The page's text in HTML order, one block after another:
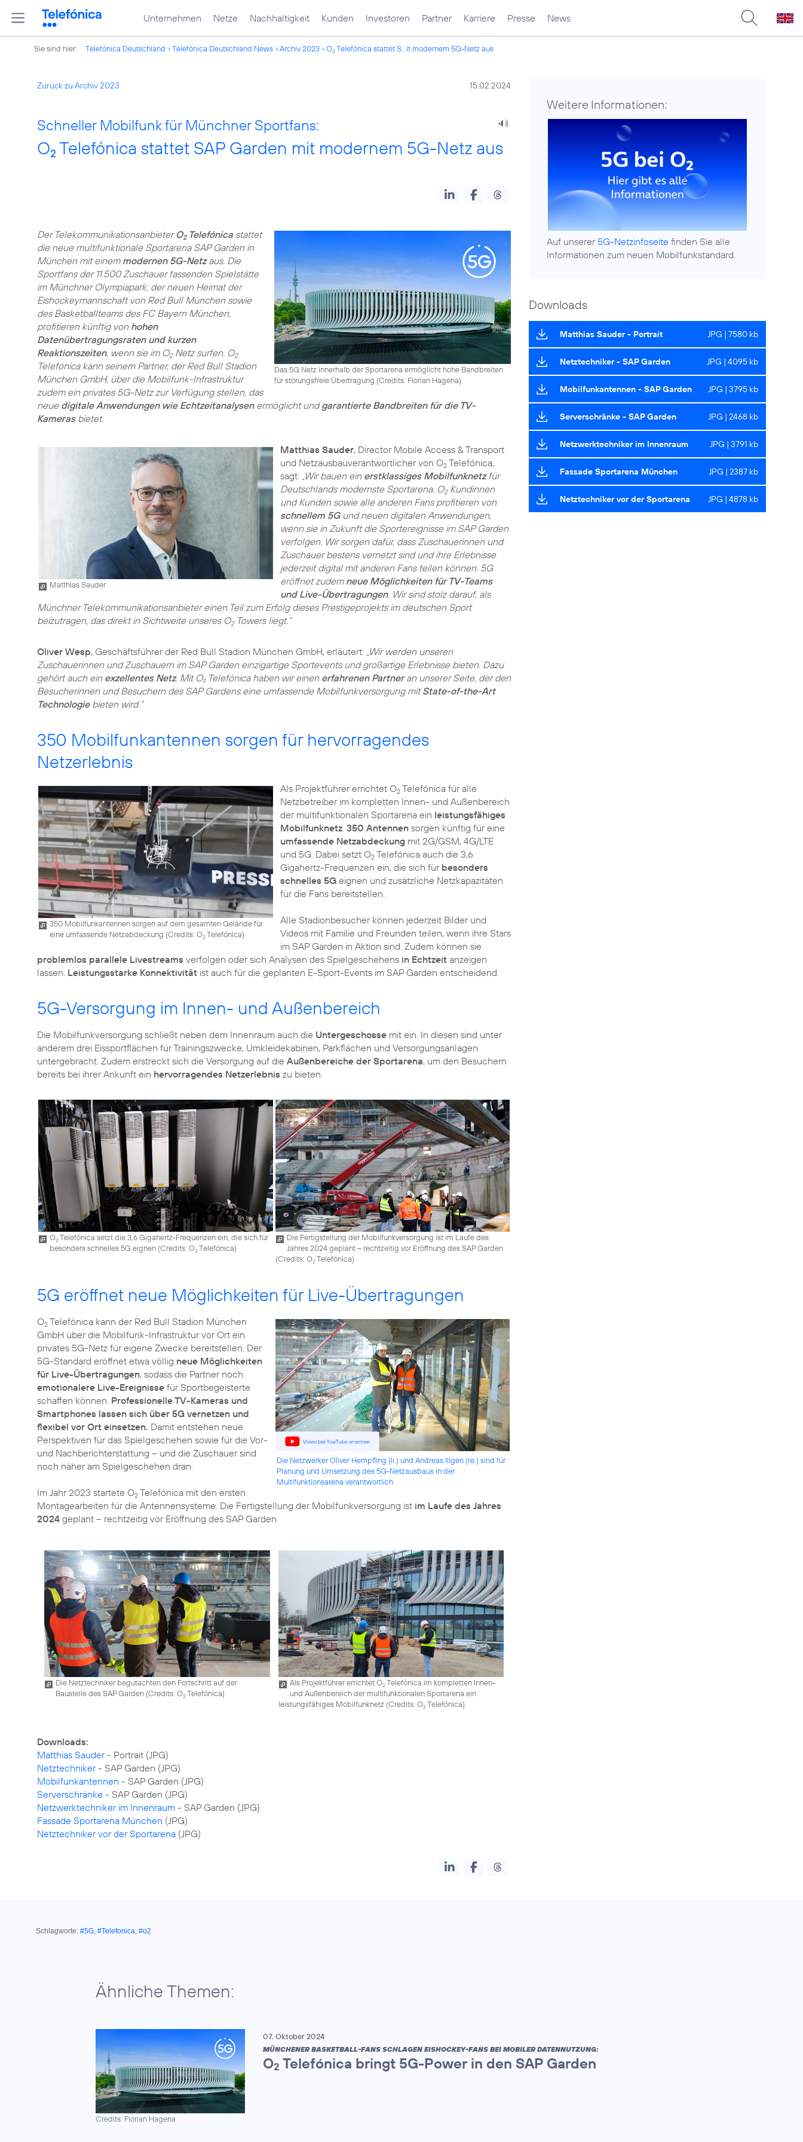
Unternehmen Netze Nachhaltigkeit Kunden Investoren Partner Karriere Presse News
Sie sind hier: Telefónica Deutschland Telefónica Deutschland News Archiv 2023 O2Telefónica stattet S...it modernem 5G-Netz aus
Zurück zu Archiv 2023 15.02.2024
Schneller Mobilfunk für Münchner Sportfans:
O2 Telefónica stattet SAP Garden mit modernem 5G-Netz aus
Das 5G Netz innerhalb der Sportarena ermöglicht hohe Bandbreiten
für störungsfreie Übertragung (Credits: Florian Hagena)
Der Telekommunikationsanbieter O2Telefónica stattet
die neue multifunktionale Sportarena SAP Garden in
München mit einem modernen 5G-Netzaus. Die
Sportfans der 11.500 Zuschauer fassenden Spielstätte
im Münchner Olympiapark, der neuen Heimat der
Eishockeymannschaft von Red Bull München sowie
des Basketballteams des FC Bayern München,
profitieren künftig von hohen
Datenübertragungsraten und kurzen
Reaktionszeiten, wenn sie im O2Netz surfen. O2
Telefónica kann seinem Partner, der Red Bull Stadion
München GmbH, über die Mobilfunk-Infrastruktur
zudem ein privates 5G-Netz zur Verfügung stellen, das
neue digitale Anwendungen wie Echtzeitanalysenermöglicht undgarantierte Bandbreiten für die TV-
Kamerasbietet.
Matthias Sauder
Matthias Sauder, Director Mobile Access & Transport
und Netzausbauverantwortlicher von O2Telefónica,
sagt: „Wir bauen ein erstklassiges Mobilfunknetzfür
Deutschlands modernste Sportarena. O2Kundinnen
und Kunden sowie alle anderen Fans profitieren von
schnellem 5Gund neuen digitalen Anwendungen,
wenn sie in Zukunft die Sportereignisse im SAP Garden
verfolgen. Wir sorgen dafür, dass Zuschauerinnen und
Zuschauer bestens vernetzt sind und ihre Erlebnisse
jederzeit digital mit anderen Fans teilen können. 5G
eröffnet zudem neue Möglichkeiten für TV-Teams
und Live-Übertragungen. Wir sind stolz darauf, als
Münchner Telekommunikationsanbieter einen Teil zum Erfolg dieses Prestigeprojekts im deutschen Sport
beizutragen, das direkt in Sichtweite unseres O2Towers liegt.“
Oliver Wesp, Geschäftsführer der Red Bull Stadion München GmbH, erläutert: „Wir werden unseren
Zuschauerinnen und Zuschauern im SAP Garden einzigartige Sportevents und großartige Erlebnisse bieten. Dazu
gehört auch ein exzellentes Netz. Mit O₂ Telefónica haben wir einen erfahrenen Partneran unserer Seite, der den
Besucherinnen und Besuchern des SAP Gardens eine umfassende Mobilfunkversorgung mitState-of-the-Art
Technologiebieten wird.“
350 Mobilfunkantennen sorgen für hervorragendes
Netzerlebnis
350 Mobilfunkantennen sorgen auf dem gesamten Gelände für
eine umfassende Netzabdeckung (Credits: O2Telefónica)
Als Projektführer errichtet O2Telefónica für alle
Netzbetreiber im kompletten Innen- und Außenbereich
der multifunktionalen Sportarena ein leistungsfähiges
Mobilfunknetz. 350 Antennensorgen künftig für eine
umfassende Netzabdeckungmit 2G/GSM, 4G/LTE
und 5G. Dabei setzt O2Telefónica auch die 3,6
Gigahertz-Frequenzen ein, die sich für besonders
schnelles 5Geignen und zusätzliche Netzkapazitäten
für die Fans bereitstellen.
Alle Stadionbesucher können jederzeit Bilder und
Videos mit Familie und Freunden teilen, wenn ihre Stars
im SAP Garden in Aktion sind. Zudem können sie
problemlos parallele Livestreams verfolgen oder sich Analysen des Spielgeschehens in Echtzeit anzeigen
lassen. Leistungsstarke Konnektivität ist auch für die geplanten E-Sport-Events im SAP Garden entscheidend.
5G-Versorgung im Innen- und Außenbereich
Die Mobilfunkversorgung schließt neben dem Innenraum auch die Untergeschosse mit ein. In diesen sind unter
anderem drei Eissportflächen für Trainingszwecke, Umkleidekabinen, Parkflächen und Versorgungsanlagen
untergebracht. Zudem erstreckt sich die Versorgung auf die Außenbereiche der Sportarena, um den Besuchern
bereits bei ihrer Ankunft ein hervorragendes Netzerlebnis zu bieten.
O2Telefónica setzt die 3,6 Gigahertz-Frequenzen ein, die sich für
besonders schnelles 5G eignen (Credits: O2Telefónica)
Die Fertigstellung der Mobilfunkversorgung ist im Laufe des
Jahres 2024 geplant – rechtzeitig vor Eröffnung des SAP Garden
(Credits: O2Telefónica)
5G eröffnet neue Möglichkeiten für Live-Übertragungen
Die Netzwerker Oliver Hempfling (li.) und Andreas Illgen (re.) sind für
Planung und Umsetzung des 5G-Netzausbaus in der
Multifunktionsarena verantwortlich
O2 Telefónica kann der Red Bull Stadion München
GmbH über die Mobilfunk-Infrastruktur vor Ort ein
privates 5G-Netz für eigene Zwecke bereitstellen. Der
5G-Standard eröffnet etwa völlig neue Möglichkeiten
für Live-Übertragungen, sodass die Partner noch
emotionalere Live-Ereignisse für Sportbegeisterte
schaffen können. Professionelle TV-Kameras und
Smartphones lassen sich über 5G vernetzen und
flexibel vor Ort einsetzen. Damit entstehen neue
Perspektiven für das Spielgeschehen sowie für die Vor-
und Nachberichterstattung – und die Zuschauer sind
noch näher am Spielgeschehen dran.
Im Jahr 2023 startete O2 Telefónica mit den ersten
Montagearbeiten für die Antennensysteme. Die Fertigstellung der Mobilfunkversorgung ist im Laufe des Jahres
2024 geplant – rechtzeitig vor Eröffnung des SAP Garden.
Die Netztechniker begutachten den Fortschritt auf der
Baustelle des SAP Garden (Credits: O2Telefónica)
Als Projektführer errichtet O2Telefónica im kompletten Innen-
und Außenbereich der multifunktionalen Sportarena ein
leistungsfähiges Mobilfunknetz (Credits: O2Telefónica)
Downloads:
Matthias Sauder
Netztechniker
Mobilfunkantennen
Serverschränke
Netzwerktechniker im Innenraum
Fassade Sportarena München
Netztechniker vor der Sportarena (JPG)
Weitere Informationen:
Auf unserer 5G-Netzinfoseite finden Sie alle
Informationen zum neuen Mobilfunkstandard.
Downloads
Matthias Sauder - Portrait JPG | 7580 kb
Netztechniker - SAP Garden JPG | 4095 kb
Mobilfunkantennen - SAP Garden JPG | 3795 kb
Serverschränke - SAP Garden JPG | 2468 kb
Netzwerktechniker im Innenraum JPG | 3791 kb
Fassade Sportarena München JPG | 2387 kb
Netztechniker vor der Sportarena JPG | 4878 kb
Schlagworte: #5G, #Telefonica, #o2
Ähnliche Themen:
Credits: Florian Hagena
07. Oktober 2024
MÜNCHENER BASKETBALL-FANS SCHLAGEN EISHOCKEY-FANS BEI MOBILER DATENNUTZUNG:
O2 Telefónica bringt 5G-Power in den SAP Garden